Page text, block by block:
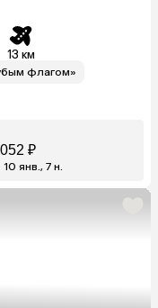
13 км
флагом»
₽
янв., 7 н.